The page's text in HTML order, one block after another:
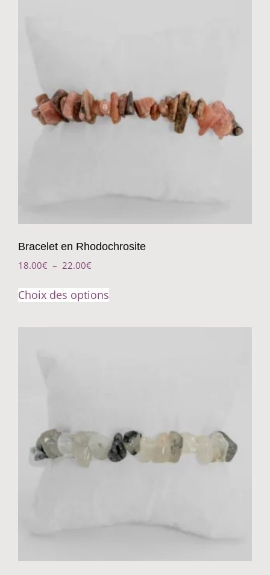
Bracelet en Rhodochrosite
18.00€ – 22.00€
Choix des options